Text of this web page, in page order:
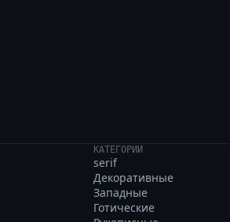
КАТЕГОРИИ
serif
Декоративные
Западные
Готические